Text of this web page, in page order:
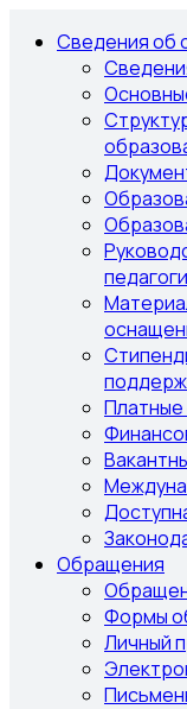
Сведения об
Платные
Обращения
Формы
Личный